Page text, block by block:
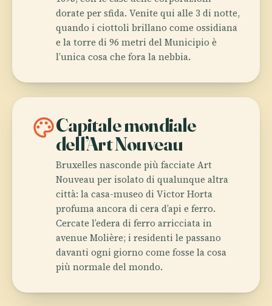
dorate per sfida. Venite qui alle 3 di notte,
quando i ciottoli brillano come ossidiana
e la torre di 96 metri del Municipio è
l’unica cosa che fora la nebbia.
paletteCapitale mondiale
dell’Art Nouveau
Bruxelles nasconde più facciate Art
Nouveau per isolato di qualunque altra
città: la casa-museo di Victor Horta
profuma ancora di cera d’api e ferro.
Cercate l’edera di ferro arricciata in
avenue Molière; i residenti le passano
davanti ogni giorno come fosse la cosa
più normale del mondo.